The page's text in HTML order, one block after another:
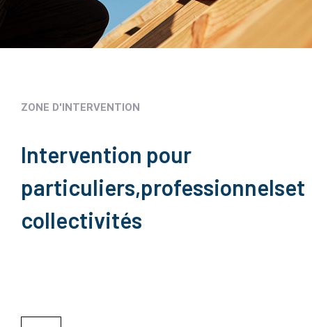
ZONE D'INTERVENTION
Intervention pour
particuliers,professionnelset
collectivités